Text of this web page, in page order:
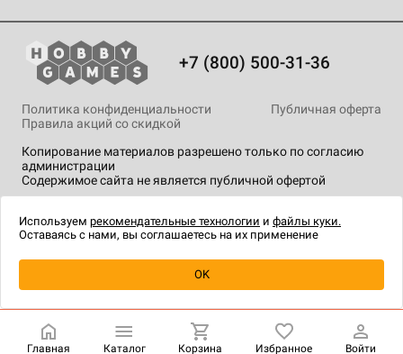
Уведомить о наличии
+7 (800) 500-31-36
Копирование материалов разрешено только по согласию
администрации
Содержимое сайта не является публичной офертой
Политика конфиденциальности
Публичная оферта
Правила акций со скидкой
технологии.
Главная Каталог Корзина Избранное Войти
Используем рекомендательные технологии и файлы куки.
Оставаясь с нами, вы соглашаетесь на их применение
OK